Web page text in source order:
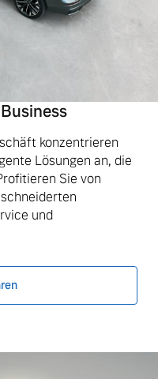
konzentrieren
Lösungen an, die
Sie von
und